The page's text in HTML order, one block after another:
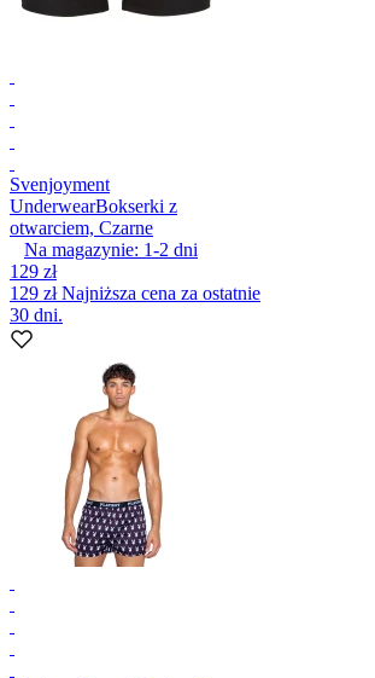
Svenjoyment
UnderwearBokserki z
otwarciem, Czarne
Na magazynie: 1-2 dni
129 zł
129 złNajniższa cena za ostatnie
30 dni.